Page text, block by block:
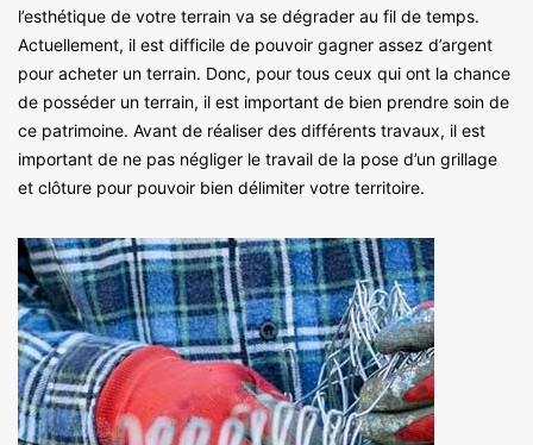
l’esthétique de votre terrain va se dégrader au fil de temps.
Actuellement, il est difficile de pouvoir gagner assez d’argent
pour acheter un terrain. Donc, pour tous ceux qui ont la chance
de posséder un terrain, il est important de bien prendre soin de
ce patrimoine. Avant de réaliser des différents travaux, il est
important de ne pas négliger le travail de la pose d’un grillage
et clôture pour pouvoir bien délimiter votre territoire.